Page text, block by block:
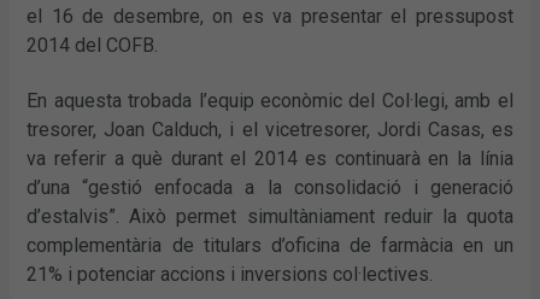
el 16 de desembre, on es va presentar el pressupost
2014 del COFB.
En aquesta trobada l’equip econòmic del Col·legi, amb el
tresorer, Joan Calduch, i el vicetresorer, Jordi Casas, es
va referir a què durant el 2014 es continuarà en la línia
d’una “gestió enfocada a la consolidació i generació
d’estalvis”. Això permet simultàniament reduir la quota
complementària de titulars d’oficina de farmàcia en un
21% i potenciar accions i inversions col·lectives.